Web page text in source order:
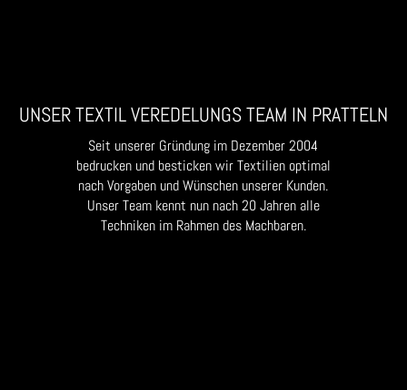
UNSER TEXTIL VEREDELUNGS TEAM IN PRATTELN
Seit unserer Gründung im Dezember 2004
bedrucken und besticken wir Textilien optimal
nach Vorgaben und Wünschen unserer Kunden.
Unser Team kennt nun nach 20 Jahren alle
Techniken im Rahmen des Machbaren.